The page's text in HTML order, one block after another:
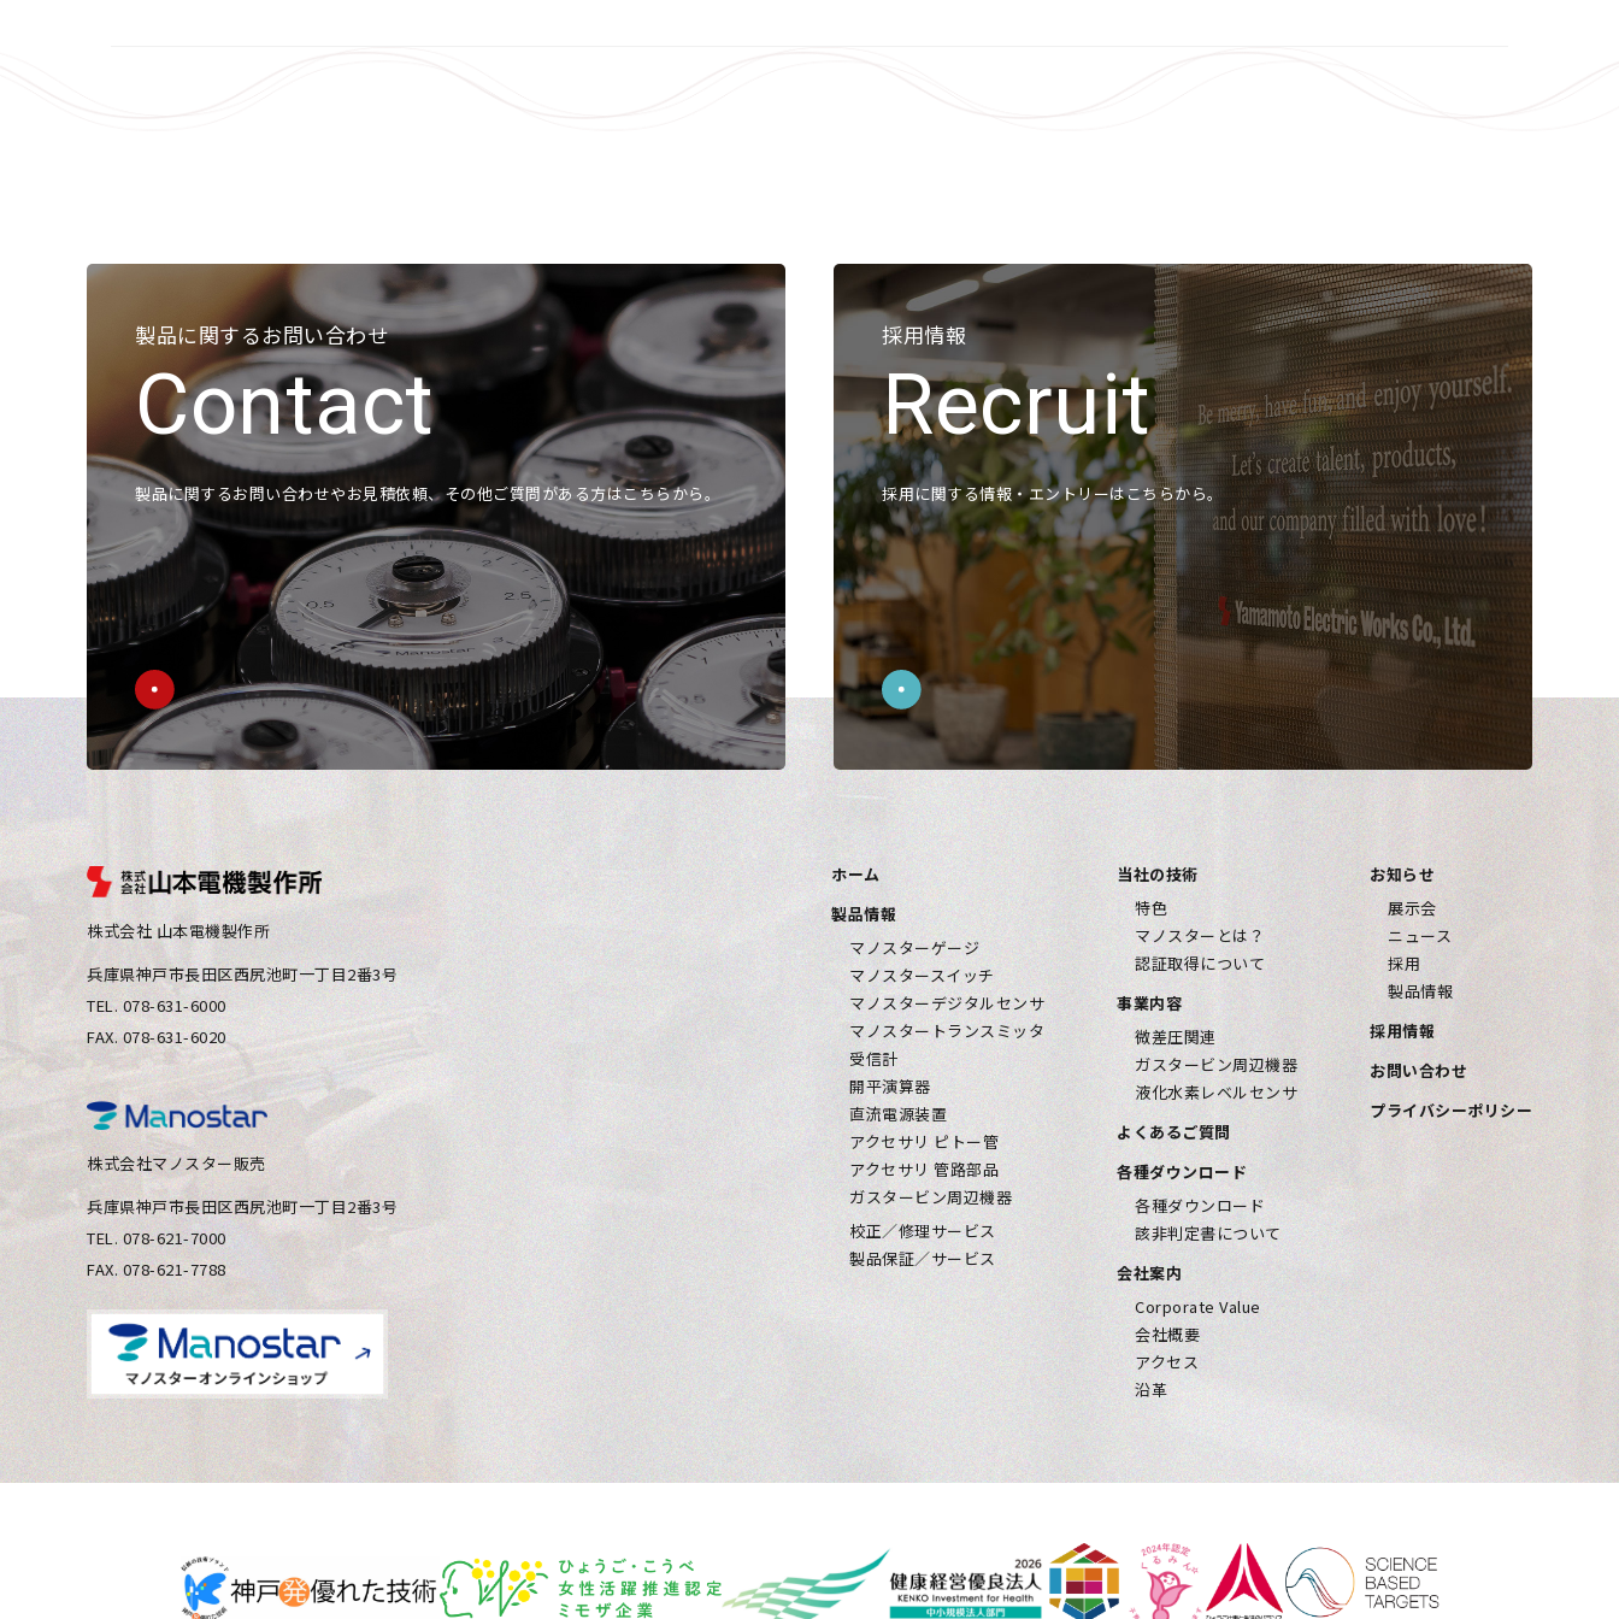
ガスタービン周辺機器
校正／修理サービス
製品保証／サービス
各種ダウンロード
各種ダウンロード
該⾮判定書について
採用情報
お問い合わせ
プライバシーポリシー
製品に関するお問い合わせ
Contact
製品に関するお問い合わせやお見積依頼、その他ご質問がある方はこちらから。
採用情報
Recruit
採用に関する情報・エントリーはこちらから。
株式会社 山本電機製作所
兵庫県神⼾市⻑⽥区⻄尻池町⼀丁⽬2番3号
TEL. 078-631-6000
FAX. 078-631-6020
株式会社マノスター販売
兵庫県神⼾市⻑⽥区⻄尻池町⼀丁⽬2番3号
TEL. 078-621-7000
FAX. 078-621-7788
ホーム
製品情報
マノスターゲージ
マノスタースイッチ
マノスターデジタルセンサ
マノスタートランスミッタ
受信計
開平演算器
直流電源装置
アクセサリ ピトー管
アクセサリ 管路部品
ガスタービン周辺機器
校正／修理サービス
製品保証／サービス
当社の技術
特色
マノスターとは？
認証取得について
事業内容
微差圧関連
ガスタービン周辺機器
液化水素レベルセンサ
よくあるご質問
各種ダウンロード
各種ダウンロード
該⾮判定書について
会社案内
Corporate Value
会社概要
アクセス
沿革
お知らせ
展示会
ニュース
採用
製品情報
採用情報
お問い合わせ
プライバシーポリシー